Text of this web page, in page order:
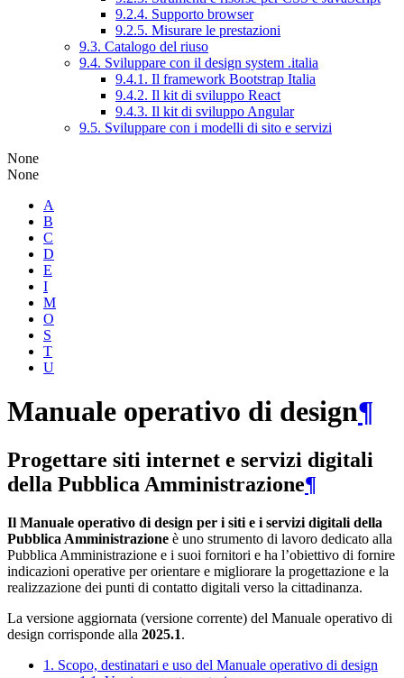
9.2.4. Supporto browser
9.2.5. Misurare le prestazioni
9.3. Catalogo del riuso
9.4. Sviluppare con il design system .italia
9.4.1. Il framework Bootstrap Italia
9.4.2. Il kit di sviluppo React
9.4.3. Il kit di sviluppo Angular
9.5. Sviluppare con i modelli di sito e servizi
None
None
A
B
C
D
E
I
M
O
S
T
U
Manuale operativo di design¶
Progettare siti internet e servizi digitali
della Pubblica Amministrazione¶
Il Manuale operativo di design per i siti e i servizi digitali della
Pubblica Amministrazione è uno strumento di lavoro dedicato alla
Pubblica Amministrazione e i suoi fornitori e ha l’obiettivo di fornire
indicazioni operative per orientare e migliorare la progettazione e la
realizzazione dei punti di contatto digitali verso la cittadinanza.
La versione aggiornata (versione corrente) del Manuale operativo di
design corrisponde alla 2025.1.
1. Scopo, destinatari e uso del Manuale operativo di design